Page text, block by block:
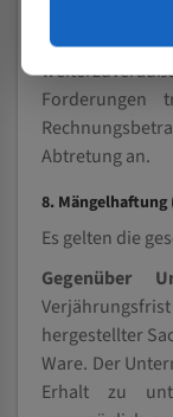
berechtigt,
Abtretung an.
8.
Es gelten die
Gegenüber
hergestellter
Ware. Der
Erhalt zu